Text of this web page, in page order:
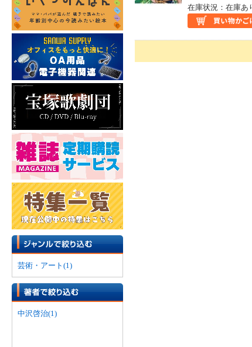
芸術・アート(1)
中沢啓治(1)
在庫状況：在庫あ